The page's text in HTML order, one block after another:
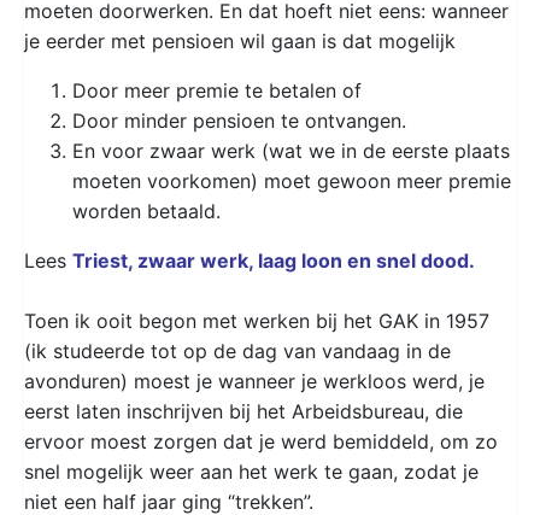
moeten doorwerken. En dat hoeft niet eens: wanneer
je eerder met pensioen wil gaan is dat mogelijk
Door meer premie te betalen of
Door minder pensioen te ontvangen.
En voor zwaar werk (wat we in de eerste plaats
moeten voorkomen) moet gewoon meer premie
worden betaald.
Lees Triest, zwaar werk, laag loon en snel dood.
Toen ik ooit begon met werken bij het GAK in 1957
(ik studeerde tot op de dag van vandaag in de
avonduren) moest je wanneer je werkloos werd, je
eerst laten inschrijven bij het Arbeidsbureau, die
ervoor moest zorgen dat je werd bemiddeld, om zo
snel mogelijk weer aan het werk te gaan, zodat je
niet een half jaar ging “trekken”.